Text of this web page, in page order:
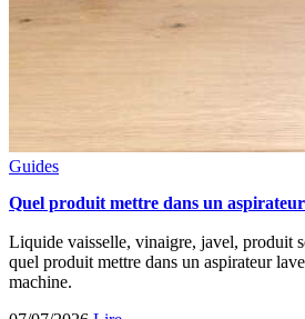
Guides
Quel produit mettre dans un
Liquide vaisselle, vinaigre, javel, produit
quel produit mettre dans un aspirateur
machine.